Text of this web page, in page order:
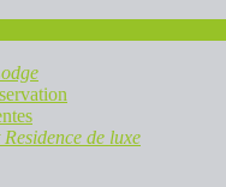
de luxe